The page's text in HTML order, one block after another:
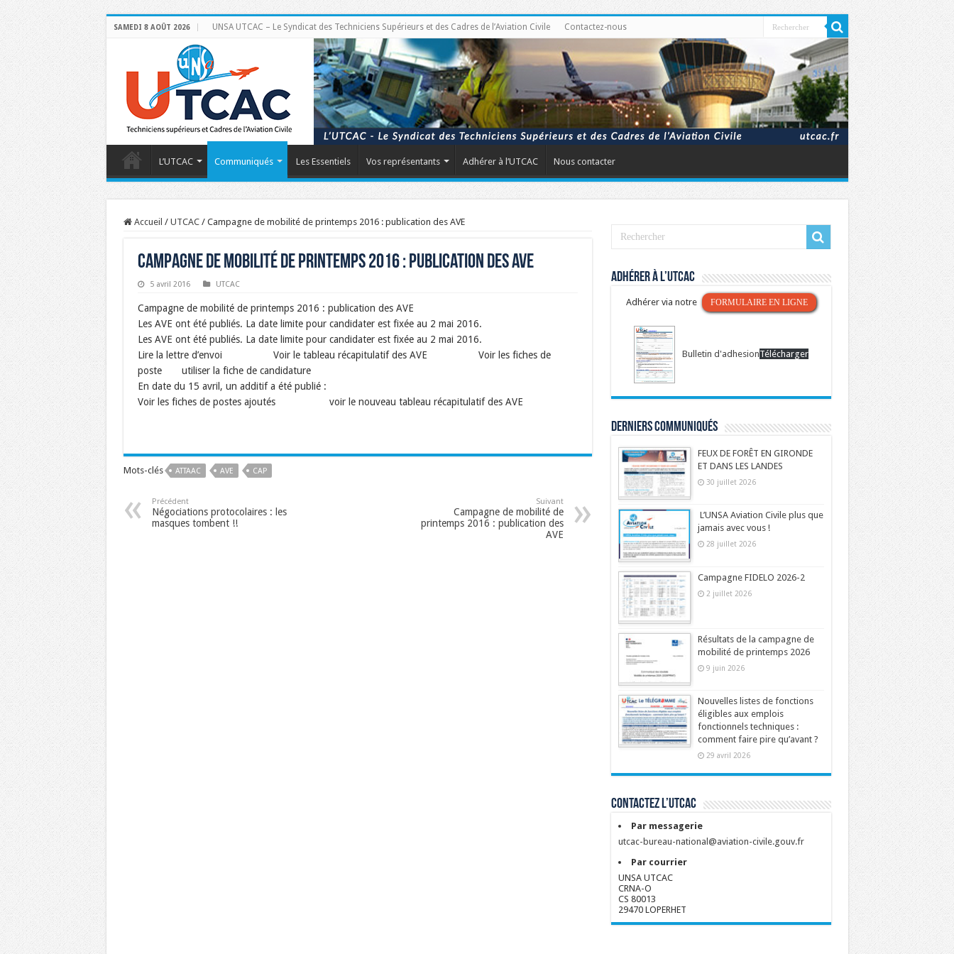
SAMEDI 8 AOÛT 2026 UNSA UTCAC – Le Syndicat des Techniciens Supérieurs et des Cadres de l’Aviation Civile Contactez-nous
L’UTCAC Communiqués Les Essentiels Vos représentants Adhérer à l’UTCAC Nous contacter
Accueil / UTCAC / Campagne de mobilité de printemps 2016 : publication des AVE
Campagne de mobilité de printemps 2016 : publication des AVE
5 avril 2016 UTCAC
Campagne de mobilité de printemps 2016 : publication des AVE
Les AVE ont été publiés. La date limite pour candidater est fixée au 2 mai 2016.
Les AVE ont été publiés. La date limite pour candidater est fixée au 2 mai 2016.
Lire la lettre d’envoi Voir le tableau récapitulatif des AVE Voir les fiches de
poste utiliser la fiche de candidature
En date du 15 avril, un additif a été publié :
Voir les fiches de postes ajoutés voir le nouveau tableau récapitulatif des AVE
Mots-clés ATTAAC AVE CAP
Précédent
Négociations protocolaires : les
masques tombent !!
Suivant
Campagne de mobilité de
printemps 2016 : publication des
AVE
Adhérer à l’UTCAC
Adhérer via notre FORMULAIRE EN LIGNE
Bulletin d'adhesionTélécharger
Derniers communiqués
FEUX DE FORÊT EN GIRONDE
ET DANS LES LANDES
30 juillet 2026
L’UNSA Aviation Civile plus que
jamais avec vous !
28 juillet 2026
Campagne FIDELO 2026-2
2 juillet 2026
Résultats de la campagne de
mobilité de printemps 2026
9 juin 2026
Nouvelles listes de fonctions
éligibles aux emplois
fonctionnels techniques :
comment faire pire qu’avant ?
29 avril 2026
Contactez l’UTCAC
Par messagerie
utcac-bureau-national@aviation-civile.gouv.fr
Par courrier
UNSA UTCAC
CRNA-O
CS 80013
29470 LOPERHET